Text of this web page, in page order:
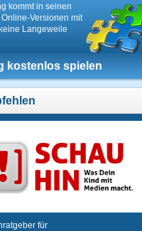
kommt in seinen
Versionen mit
Langeweile
kostenlos spielen
für